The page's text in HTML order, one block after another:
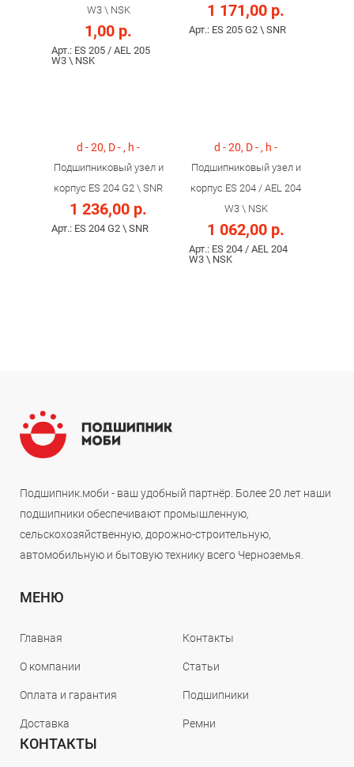
W3 \ NSK
1,00 р.
Арт.: ES 205 / AEL 205
W3 \ NSK
1 171,00 р.
Арт.: ES 205 G2 \ SNR
d - 20, D - , h -
Подшипниковый узел и
корпус ES 204 G2 \ SNR
1 236,00 р.
Арт.: ES 204 G2 \ SNR
d - 20, D - , h -
Подшипниковый узел и
корпус ES 204 / AEL 204
W3 \ NSK
1 062,00 р.
Арт.: ES 204 / AEL 204
W3 \ NSK
Подшипник.моби - ваш удобный партнёр. Более 20 лет наши
подшипники обеспечивают промышленную,
сельскохозяйственную, дорожно-строительную,
автомобильную и бытовую технику всего Черноземья.
МЕНЮ
Главная
О компании
Оплата и гарантия
Доставка
Контакты
Статьи
Подшипники
Ремни
КОНТАКТЫ